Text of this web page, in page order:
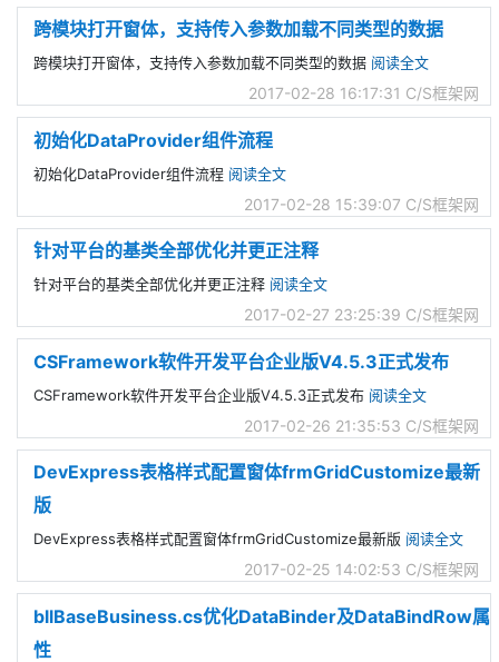
跨模块打开窗体，支持传入参数加载不同类型的数据
跨模块打开窗体，支持传入参数加载不同类型的数据 阅读全文
2017-02-28 16:17:31 C/S框架网
初始化DataProvider组件流程
初始化DataProvider组件流程 阅读全文
2017-02-28 15:39:07 C/S框架网
针对平台的基类全部优化并更正注释
针对平台的基类全部优化并更正注释 阅读全文
2017-02-27 23:25:39 C/S框架网
CSFramework软件开发平台企业版V4.5.3正式发布
CSFramework软件开发平台企业版V4.5.3正式发布 阅读全文
2017-02-26 21:35:53 C/S框架网
DevExpress表格样式配置窗体frmGridCustomize最新
版
DevExpress表格样式配置窗体frmGridCustomize最新版 阅读全文
2017-02-25 14:02:53 C/S框架网
bllBaseBusiness.cs优化DataBinder及DataBindRow属
性